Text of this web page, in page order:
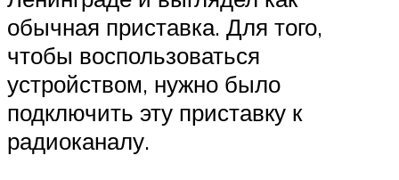
обычная приставка. Для того,
чтобы воспользоваться
устройством, нужно было
подключить эту приставку к
радиоканалу.